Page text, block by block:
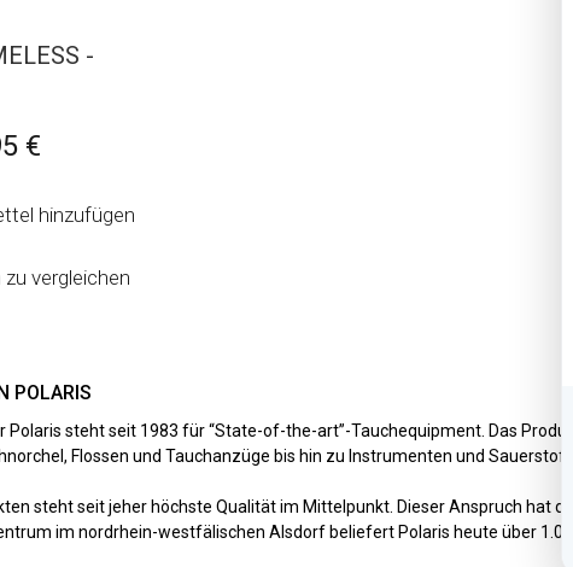
-
€
hinzufügen
vergleichen
POLARIS
Polaris steht seit 1983 für “State-of-the-art”-Tauchequipment. Das
Flossen und Tauchanzüge bis hin zu Instrumenten und
steht seit jeher höchste Qualität im Mittelpunkt. Dieser Anspruch hat
im nordrhein-westfälischen Alsdorf beliefert Polaris heute über